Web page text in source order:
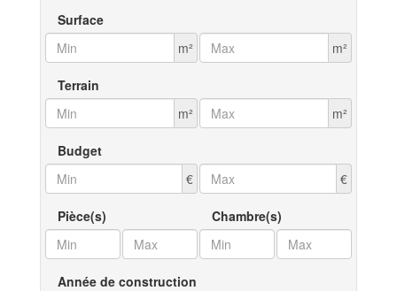
Surface
m²
m²
Terrain
m²
m²
Budget
€
€
Pièce(s) Chambre(s)
Année de construction